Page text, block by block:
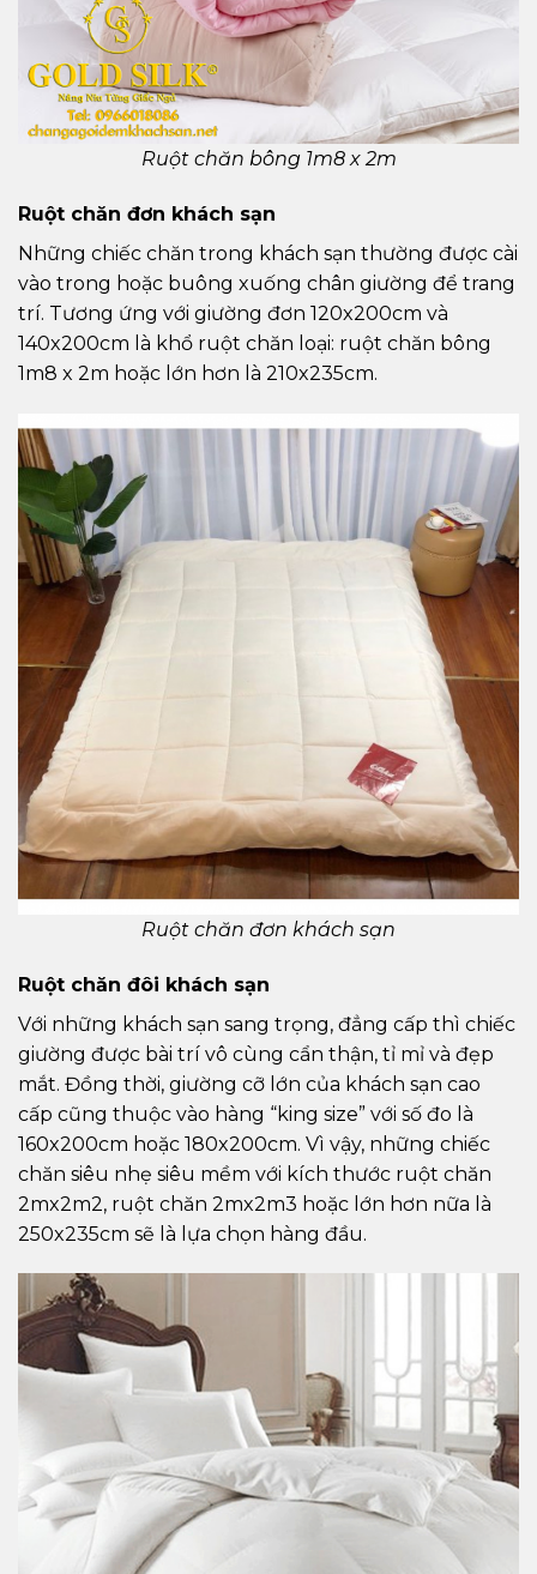
Ruột chăn bông 1m8 x 2m
Ruột chăn đơn khách sạn
Những chiếc chăn trong khách sạn thường được cài
vào trong hoặc buông xuống chân giường để trang
trí. Tương ứng với giường đơn 120x200cm và
140x200cm là khổ ruột chăn loại: ruột chăn bông
1m8 x 2m hoặc lớn hơn là 210x235cm.
Ruột chăn đơn khách sạn
Ruột chăn đôi khách sạn
Với những khách sạn sang trọng, đẳng cấp thì chiếc
giường được bài trí vô cùng cẩn thận, tỉ mỉ và đẹp
mắt. Đồng thời, giường cỡ lớn của khách sạn cao
cấp cũng thuộc vào hàng “king size” với số đo là
160x200cm hoặc 180x200cm. Vì vậy, những chiếc
chăn siêu nhẹ siêu mềm với kích thước ruột chăn
2mx2m2, ruột chăn 2mx2m3 hoặc lớn hơn nữa là
250x235cm sẽ là lựa chọn hàng đầu.